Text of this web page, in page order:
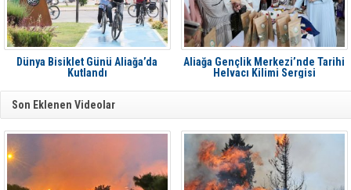
Dünya Bisiklet Günü Aliağa’da
Kutlandı
Aliağa Gençlik Merkezi’nde Tarihi
Helvacı Kilimi Sergisi
Son Eklenen Videolar